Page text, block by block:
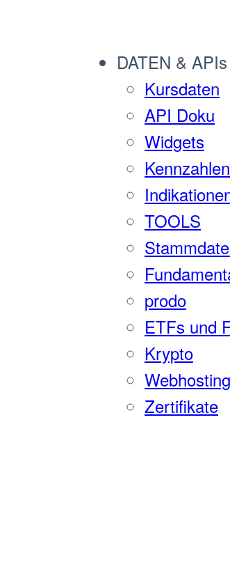
DATEN & APIs
Kursdaten
API Doku
Widgets
Kennzahlen
TOOLS
prodo
ETFs und
Krypto
Webhosting
Zertifikate